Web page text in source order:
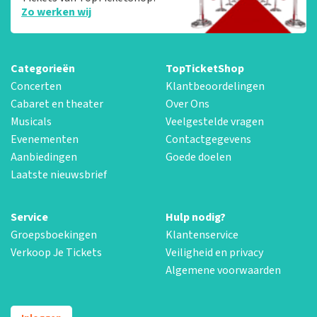
Zo werken wij
Categorieën
Concerten
Cabaret en theater
Musicals
Evenementen
Aanbiedingen
Laatste nieuwsbrief
TopTicketShop
Klantbeoordelingen
Over Ons
Veelgestelde vragen
Contactgegevens
Goede doelen
Service
Groepsboekingen
Verkoop Je Tickets
Hulp nodig?
Klantenservice
Veiligheid en privacy
Algemene voorwaarden